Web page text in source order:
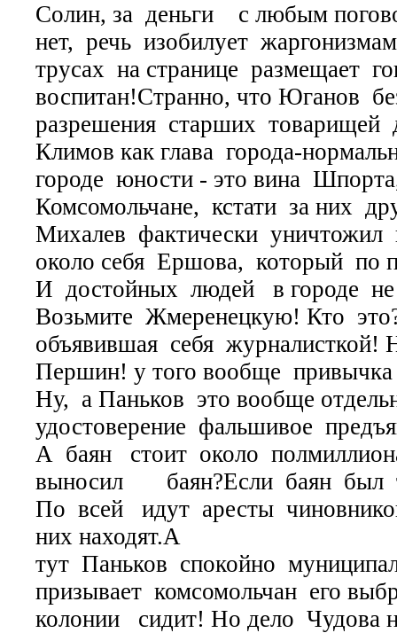
Солин, за деньги с любым
нет, речь изобилует
трусах на странице размещает
воспитан!Странно, что Юганов
разрешения старших товарищей
Климов как глава города-
городе юности - это вина
Комсомольчане, кстати за них
Михалев фактически уничтожил
около себя Ершова, который по
И достойных людей в городе не
Возьмите Жмеренецкую! Кто
объявившая себя
Першин! у того вообще привычка
Ну, а Паньков это вообще
удостоверение фальшивое
А баян стоит около
выносил баян?Если баян был
По всей идут аресты
них находят.А
тут Паньков спокойно
призывает комсомольчан его
колонии сидит! Но дело Чудова